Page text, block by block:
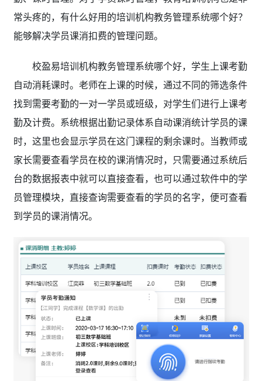
常头疼的，有什么好用的培训机构教务管理系统哪个好？
能够解决学员课消扣费的管理问题。
校盈易培训机构教务管理系统哪个好， 学生上课考勤
自动消耗课时。老师在上课的时候，通过不同的筛选条件
找到需要考勤的一对一学员或班级，对学生们进行上课考
勤及计费。系统根据出勤记录体系自动课消统计学员的课
时，这里也会显示学员在这门课程的剩余课时。当教师或
家长需要查看学员在校的课消情况时，只需要通过系统后
台的数据报表中就可以直接查看，也可以通过软件中的学
员管理模块，直接查询需要查看的学员的名字，便可查看
到学员的课消情况。